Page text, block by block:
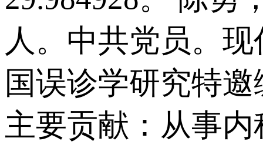
人。中共党员。
国误诊学研究特
主要贡献：从事